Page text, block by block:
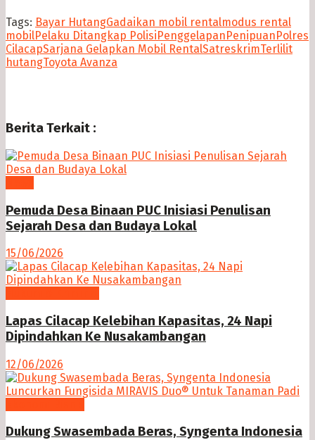
Tags: Bayar HutangGadaikan mobil rentalmodus rental
mobilPelaku Ditangkap Polisi Penggelapan Penipuan Polres
CilacapSarjana Gelapkan Mobil RentalSatreskrimTerlilit
hutangToyota Avanza
Berita Terkait :
Pemuda Desa Binaan PUC Inisiasi Penulisan
Sejarah Desa dan Budaya Lokal
15/06/2026
Lapas Cilacap Kelebihan Kapasitas, 24 Napi
Dipindahkan Ke Nusakambangan
12/06/2026
Dukung Swasembada Beras, Syngenta Indonesia